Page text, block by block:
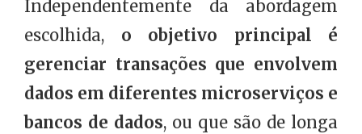
Independentemente da abordagem
escolhida, o objetivo principal é
gerenciar transações que envolvem
dados em diferentes microserviços e
bancos de dados, ou que são de longa